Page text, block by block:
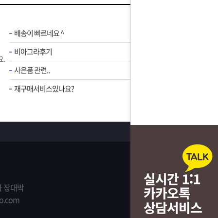
.
배송이 빠르네요 ^
비아그라후기
사은품 관련..
재구매서비스있나요?
장대박